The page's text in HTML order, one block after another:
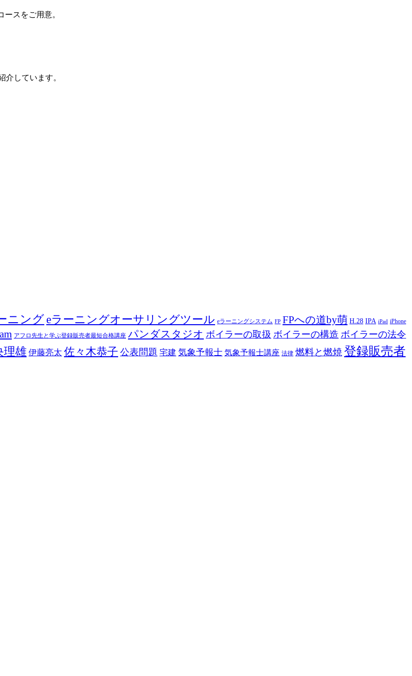
ースをご用意。
介しています。
ニング eラーニングオーサリングツール eラーニングシステム FP FPへの道by萌 H.28 IPA iPad iPhone
アフロ先生と学ぶ登録販売者最短合格講座 パンダスタジオ ボイラーの取扱 ボイラーの構造 ボイラーの法令
理雄 伊藤亮太 佐々木恭子 公表問題 宅建 気象予報士 気象予報士講座 法律 燃料と燃焼 登録販売者